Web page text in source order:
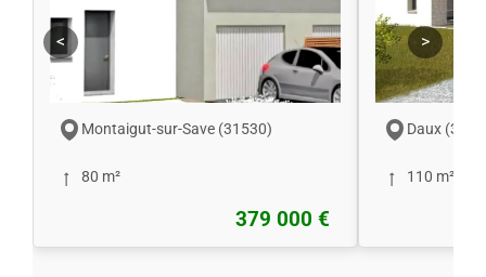
<
Montaigut-sur-Save (31530)
80 m²
379 000 €
Daux
110 m²
>